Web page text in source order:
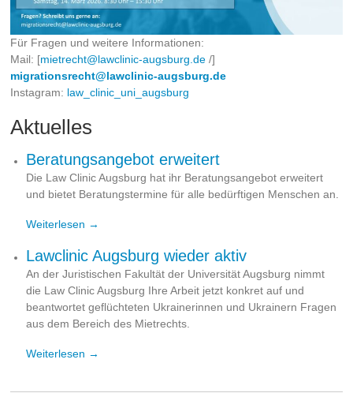
Für Fragen und weitere Informationen:
Mail: [mietrecht@lawclinic-augsburg.de /]
migrationsrecht@lawclinic-augsburg.de
Instagram: law_clinic_uni_augsburg
Aktuelles
Beratungsangebot erweitert
Die Law Clinic Augsburg hat ihr Beratungsangebot erweitert
und bietet Beratungstermine für alle bedürftigen Menschen an.
Weiterlesen →
Lawclinic Augsburg wieder aktiv
An der Juristischen Fakultät der Universität Augsburg nimmt
die Law Clinic Augsburg Ihre Arbeit jetzt konkret auf und
beantwortet geflüchteten Ukrainerinnen und Ukrainern Fragen
aus dem Bereich des Mietrechts.
Weiterlesen →